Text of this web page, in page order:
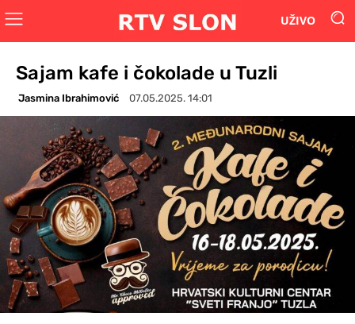
UŽIVO
Sajam kafe i čokolade u Tuzli
Jasmina Ibrahimović 07.05.2025. 14:01